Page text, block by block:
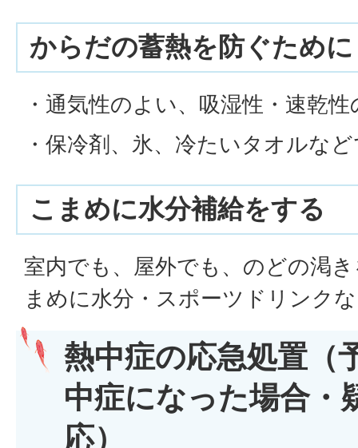
からだの蓄熱を防ぐために
・通気性のよい、吸湿性・速乾
・保冷剤、氷、冷たいタオルな
こまめに水分補給をする
室内でも、屋外でも、のどの渇
まめに水分・スポーツドリンク
熱中症の応急処置（
中症になった場合・
応）